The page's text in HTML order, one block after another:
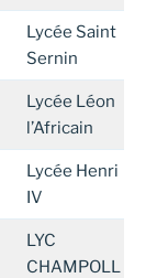
Lycée Saint
Sernin
Lycée Léon
l’Africain
Lycée Henri
IV
LYC
CHAMPOLL